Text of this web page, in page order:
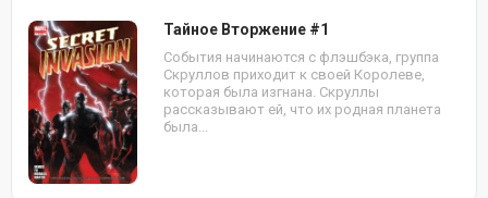
Тайное Вторжение #1
События начинаются с флэшбэка, группа
Скруллов приходит к своей Королеве,
которая была изгнана. Скруллы
рассказывают ей, что их родная планета
была...